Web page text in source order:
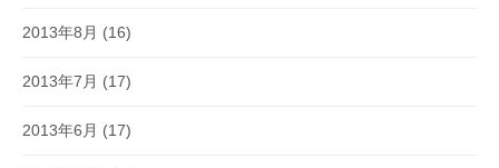
2013年8月 (16)
2013年7月 (17)
2013年6月 (17)